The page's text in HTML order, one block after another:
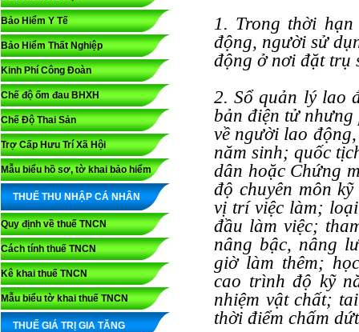
Bảo Hiểm Y Tế
Bảo Hiểm Thất Nghiệp
Kinh Phí Công Đoàn
Chế độ ốm đau BHXH
Chế Độ Thai Sản
Trợ Cấp Hưu Trí Xã Hội
Mẫu biểu hồ sơ, tờ khai bảo hiểm
THUẾ THU NHẬP CÁ NHÂN
Quy định về thuế TNCN
Cách tính thuế TNCN
Kê khai thuế TNCN
Mẫu biểu tờ khai thuế TNCN
THUẾ GIÁ TRỊ GIA TĂNG
1. Trong thời
động, người sử
động ở nơi đặt trụ
2. Sổ quản lý lao
bản điện tử
về người lao
năm sinh; quốc
dân hoặc Chứng
độ chuyên môn
vị trí việc làm;
đầu làm việc;
nâng bậc, nâng
giờ làm thêm;
cao trình độ kỹ
nhiệm vật chất;
thời điểm chấm